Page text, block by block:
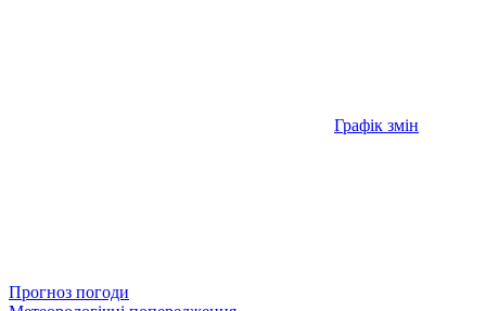
Графік змін
Прогноз погоди